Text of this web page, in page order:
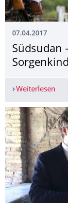
07.04.2017
Südsudan
Sorgenkind
Weiterlesen